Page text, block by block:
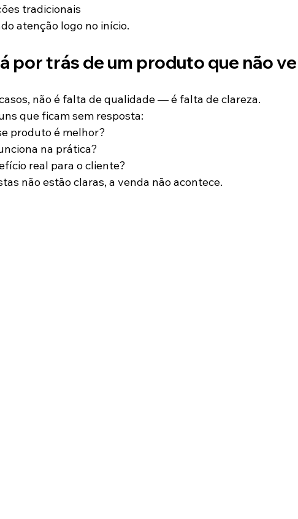
tradicionais
atenção logo no início.
por trás de um produto que não
não é falta de qualidade — é falta de clareza.
que ficam sem resposta:
produto é melhor?
na prática?
real para o cliente?
não estão claras, a venda não acontece.